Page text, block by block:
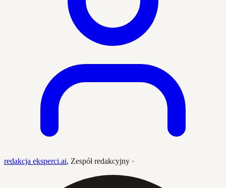
redakcja eksperci.ai, Zespół redakcyjny ·